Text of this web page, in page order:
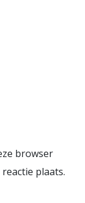
browser
plaats.